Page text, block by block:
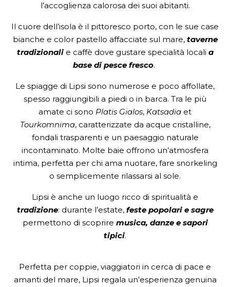
l’accoglienza calorosa dei suoi abitanti.
Il cuore dell’isola è il pittoresco porto, con le sue case
bianche e color pastello affacciate sul mare, taverne
tradizionalie caffè dove gustare specialità locali a
base di pesce fresco.
Le spiagge di Lipsi sono numerose e poco affollate,
spesso raggiungibili a piedi o in barca. Tra le più
amate ci sono Platis Gialos, Katsadia et
Tourkomnima, caratterizzate da acque cristalline,
fondali trasparenti e un paesaggio naturale
incontaminato. Molte baie offrono un’atmosfera
intima, perfetta per chi ama nuotare, fare snorkeling
o semplicemente rilassarsi al sole.
Lipsi è anche un luogo ricco di spiritualità e
tradizione: durante l’estate, feste popolari e sagre
permettono di scoprire musica, danze e sapori
tipici.
Perfetta per coppie, viaggiatori in cerca di pace e
amanti del mare, Lipsi regala un’esperienza genuina